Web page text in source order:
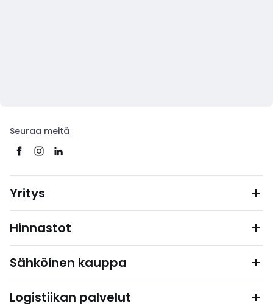
Seuraa meitä
Yritys
Hinnastot
Sähköinen kauppa
Logistiikan palvelut